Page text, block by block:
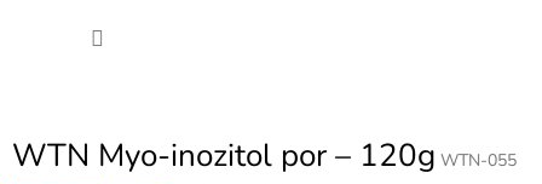
WTN Myo-inozitol por – 120g WTN-055